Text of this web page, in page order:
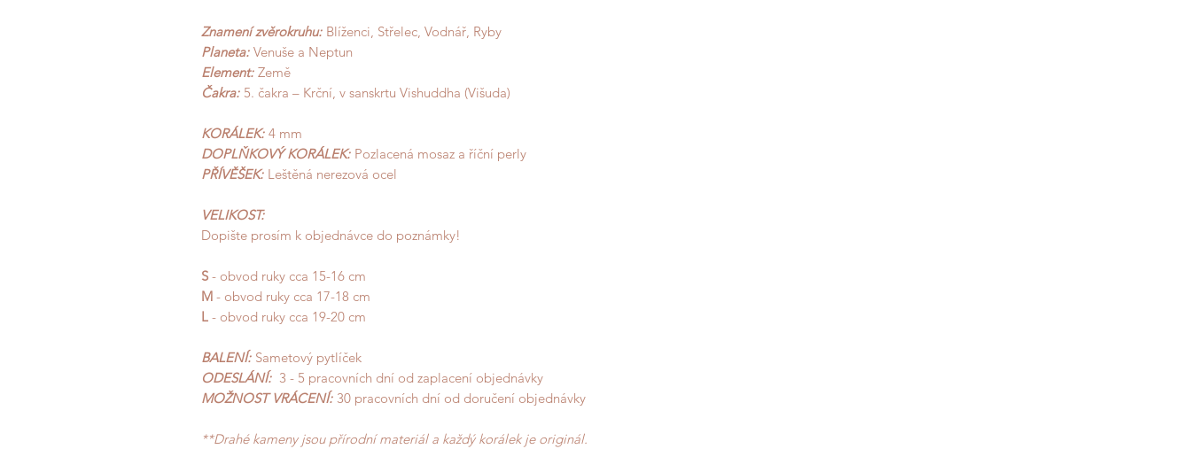
Znamení zvěrokruhu: Blíženci, Střelec, Vodnář, Ryby
Planeta: Venuše a Neptun
Element: Země
Čakra: 5. čakra – Krční, v sanskrtu Vishuddha (Višuda)
KORÁLEK: 4 mm
DOPLŇKOVÝ KORÁLEK: Pozlacená mosaz a říční perly
PŘÍVĚŠEK: Leštěná nerezová ocel
VELIKOST:
Dopište prosím k objednávce do poznámky!
S - obvod ruky cca 15-16 cm
M - obvod ruky cca 17-18 cm
L - obvod ruky cca 19-20 cm
BALENÍ: Sametový pytlíček
ODESLÁNÍ: 3 - 5 pracovních dní od zaplacení objednávky
MOŽNOST VRÁCENÍ: 30 pracovních dní od doručení objednávky
**Drahé kameny jsou přírodní materiál a každý korálek je originál.